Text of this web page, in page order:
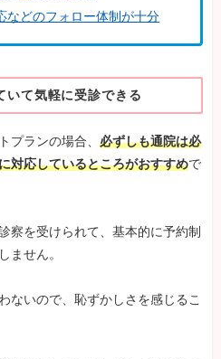
などのフォロー体制が十分
いて気軽に受診できる
プランの場合、 必ずしも通院は必
対応しているところがおすすめで
察を受けられて、基本的に予約制
ません。
ないので、恥ずかしさを感じるこ